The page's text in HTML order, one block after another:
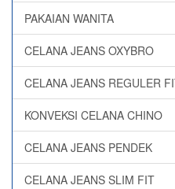
PAKAIAN WANITA
CELANA JEANS OXYBRO
CELANA JEANS REGULER
KONVEKSI CELANA CHINO
CELANA JEANS PENDEK
CELANA JEANS SLIM FIT